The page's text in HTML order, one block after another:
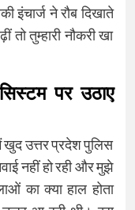
इंचार्ज ने रौब दिखाते
तो तुम्हारी नौकरी खा
पर उठाए
खुद उत्तर प्रदेश पुलिस
नहीं हो रही और मुझे
का क्या हाल होता